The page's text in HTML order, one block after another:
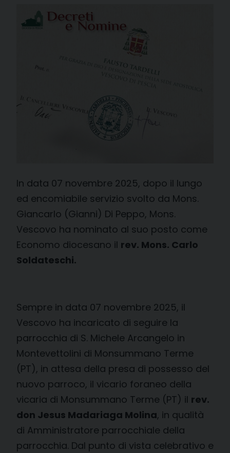
In data 07 novembre 2025, dopo il lungo
ed encomiabile servizio svolto da Mons.
Giancarlo (Gianni) Di Peppo, Mons.
Vescovo ha nominato al suo posto come
Economo diocesano il rev. Mons. Carlo
Soldateschi.
Sempre in data 07 novembre 2025, il
Vescovo ha incaricato di seguire la
parrocchia di S. Michele Arcangelo in
Montevettolini di Monsummano Terme
(PT), in attesa della presa di possesso del
nuovo parroco, il vicario foraneo della
vicaria di Monsummano Terme (PT) il rev.
don Jesus Madariaga Molina, in qualità
di Amministratore parrocchiale della
parrocchia. Dal punto di vista celebrativo e